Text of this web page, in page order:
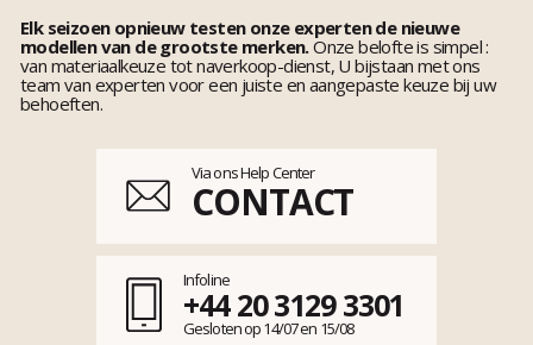
Elk seizoen opnieuw testen onze experten de nieuwe
modellen van de grootste merken.Onze belofte is simpel :
van materiaalkeuze tot naverkoop-dienst, U bijstaan met ons
team van experten voor een juiste en aangepaste keuze bij uw
behoeften.
Via ons Help Center
CONTACT
Infoline
+44 20 3129 3301
Gesloten op 14/07 en 15/08